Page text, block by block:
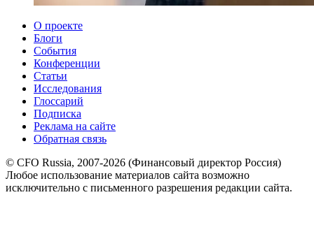
О проекте
Блоги
События
Конференции
Статьи
Исследования
Глоссарий
Подписка
Реклама на сайте
Обратная связь
© CFO Russia, 2007-2026 (Финансовый директор Россия)
Любое использование материалов сайта возможно
исключительно с письменного разрешения редакции сайта.